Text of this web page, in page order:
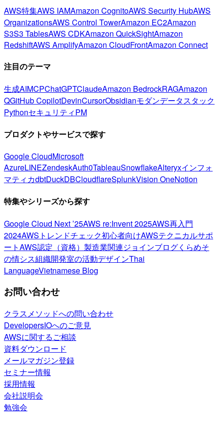
AWS特集AWS IAMAmazon CognitoAWS Security HubAWS
OrganizationsAWS Control TowerAmazon EC2Amazon
S3S3 TablesAWS CDKAmazon QuickSightAmazon
RedshiftAWS AmplifyAmazon CloudFrontAmazon Connect
注目のテーマ
生成AIMCPChatGPTClaudeAmazon BedrockRAGAmazon
QGitHub CopilotDevinCursorObsidianモダンデータスタック
PythonセキュリティPM
プロダクトやサービスで探す
Google CloudMicrosoft
AzureLINEZendeskAuth0TableauSnowflakeAlteryxインフォ
マティカdbtDuckDBCloudflareSplunkVision OneNotion
特集やシリーズから探す
Google Cloud Next ’25AWS re:Invent 2025AWS再入門
2024AWSトレンドチェック初心者向けAWSテクニカルサポ
ートAWS認定（資格） 製造業関連ジョインブログくらめそ
の情シス組織開発室の活動デザインThai
LanguageVietnamese Blog
お問い合わせ
クラスメソッドへの問い合わせ
DevelopersIOへのご意見
AWSに関するご相談
資料ダウンロード
メールマガジン登録
セミナー情報
採用情報
会社説明会
勉強会